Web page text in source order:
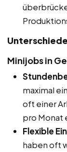
Unterschiede
Minijobs in
maximal
oft einer
pro Monat
Flexible
haben oft